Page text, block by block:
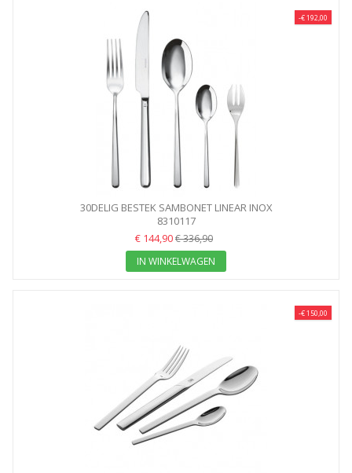
-€ 192,00
30DELIG BESTEK SAMBONET LINEAR INOX
8310117
€ 144,90€ 336,90
IN WINKELWAGEN
-€ 150,00